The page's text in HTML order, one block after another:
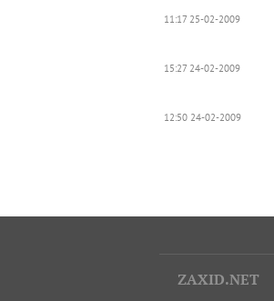
11:17 25-02-2009
15:27 24-02-2009
12:50 24-02-2009
ZAXID.NET